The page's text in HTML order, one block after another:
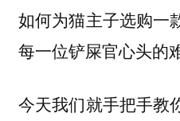
如何为猫主子选购一
每一位铲屎官心头的
今天我们就手把手教